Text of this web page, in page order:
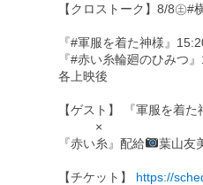
【クロストーク】8/8㊏#
『#軍服を着た神様』
『#赤い糸輪廻のひみつ
各上映後
【ゲスト】 『軍服を着た
×
『赤い糸』配給
葉山友
【チケット】 https://